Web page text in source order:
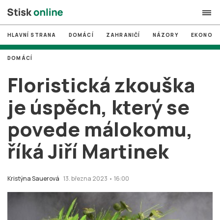
search
# MUNI
# Brno
# volby
login PŘIHLÁSIT SE
Zapomněli jste heslo?
HLAVNÍ STRANA DOMÁCÍ ZAHRANIČÍ NÁZORY
Floristická zkouška
je úspěch, který se
povede málokomu,
říká Jiří Martinek
Kristýna Sauerová 13. března 2023 • 16:00
DOMÁCÍ